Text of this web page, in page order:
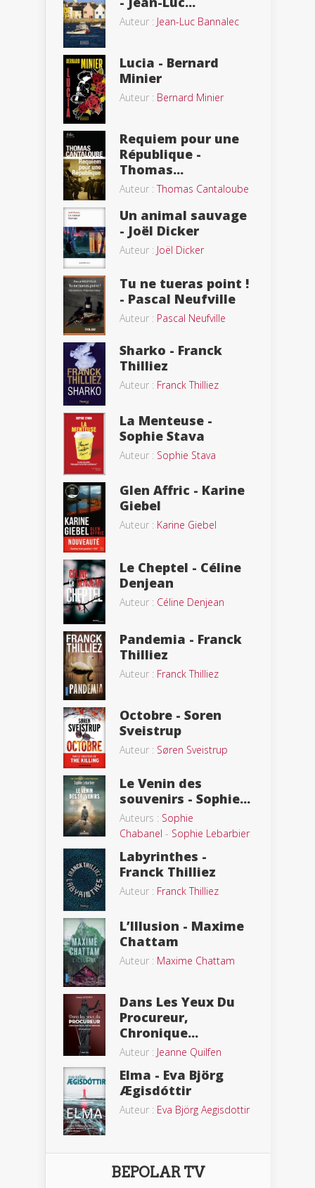
Auteur : Jean-Luc Bannalec
Lucia - Bernard
Minier
Auteur : Bernard Minier
Requiem pour une
République -
Thomas...
Auteur :Thomas Cantaloube
Un animal sauvage
- Joël Dicker
Auteur : Joël Dicker
Tu ne tueras point !
- Pascal Neufville
Auteur : Pascal Neufville
Sharko - Franck
Thilliez
Auteur : Franck Thilliez
La Menteuse -
Sophie Stava
Auteur : Sophie Stava
Glen Affric - Karine
Giebel
Auteur : Karine Giebel
Le Cheptel - Céline
Denjean
Auteur : Céline Denjean
Pandemia - Franck
Thilliez
Auteur : Franck Thilliez
Octobre - Soren
Sveistrup
Auteur : Søren Sveistrup
Le Venin des
souvenirs - Sophie...
Auteurs : Sophie
Chabanel - Sophie Lebarbier
Labyrinthes -
Franck Thilliez
Auteur : Franck Thilliez
L’Illusion - Maxime
Chattam
Auteur : Maxime Chattam
Dans Les Yeux Du
Procureur,
Chronique...
Auteur : Jeanne Quilfen
Elma - Eva Björg
Ægisdóttir
Auteur : Eva Björg Aegisdottir
BEPOLAR TV